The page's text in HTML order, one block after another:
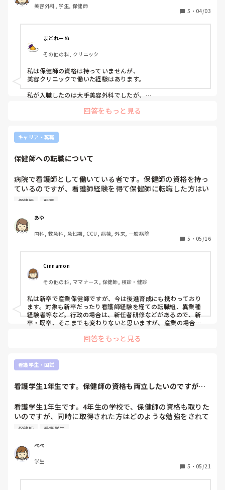
大学の教授に否定され諦めていました。
看護師も目指したいなと考え始めました。
その後のキャリアも考えた時に、戦略的にどのように選んで
いけば良いのがご助言をいただきたいです。
美容外科, 学生, 保健師
5 ・ 04/03
まどれーぬ
その他の科, クリニック
私は保健師の資格は持っていませんが、
美容クリニックで働いた経験はあります。
私が入職したのは大手美容外科でしたが、
ご家庭がある方は両立が難しいのではと感じていました（当時
私は独身でした）。
お子さんがいない方で構成されていました。
年齢的に長く続けるのが難しい働き方かなと思います。
ライフプランによっては成り立つかもしれませんが、
将来的に結婚・妊娠・出産・育児などを考えている場合は、そ
のあたりも踏まえて検討していく必要があるのかなと思いま
今は美容業界自体が飽和状態で潰れたりしている時代でもある
ので、
就職すること自体をよくよく考えてから決めた方が良いので
また、美容での経験年数は今後のキャリアに加算してもらえな
いという話も聞きます。
美容看護師になりたいという強い希望がある場合を除いては、
慎重に検討された方がいい分野かなと個人的には感じていま
す。
保健師に関しては、このカンゴトーク内でも求人の少なさや、
看護師未経験での就職の難しさについて投稿されている方もい
らっしゃいました。
新卒から保健師として働く場合も、将来的な転職の際に選択肢
最近は価値観も多様ですが、若いうちにある程度幅広く経験し
ます。
からの方向転換は大変になることもあるため、
その点も含めて検討されると良いのかなと思いました。
回答をもっと見る
キャリア・転職
保健師への転職について
病院で看護師として働いている者です。保健師の資格を持っ
ているのですが、看護師経験を得て保健師に転職した方はい
ますか？？転職してみて、どうだったか率直な意見を伺いた
す。よろしくお願いします。
保健師 転職
あゆ
内科, 救急科, 急性期, CCU, 病棟, 外来, 一般病院
5 ・ 05/16
Cinnamon
その他の科, ママナース, 保健師, 検診・健診
私は新卒で産業保健師ですが、今は後進育成にも携わっており
ます。対象も新卒だったり看護師経験を経ての転職組、異業種
経験者等など。行政の場合は、新任者研修などがあるので、新
卒・既卒、そこまでも変わりないと思いますが、産業の場合
よって求めるものもまちまちで、臨床経験必須の所もあれば、
たり、急病人対応やメンタルヘルス対応などまちまちです（3
社経験済）。
回答をもっと見る
看護学生・国試
看護学生1年生です。保健師の資格も両立したいのですが、
看護学生1年生です。4年生の学校で、保健師の資格も取りた
いのですが、同時に取得された方はどのような勉強をされて
いましたか。また、成績は学年の中でどれくらいだったか、
保健師 看護学生
ぺぺ
学生
5 ・ 05/21